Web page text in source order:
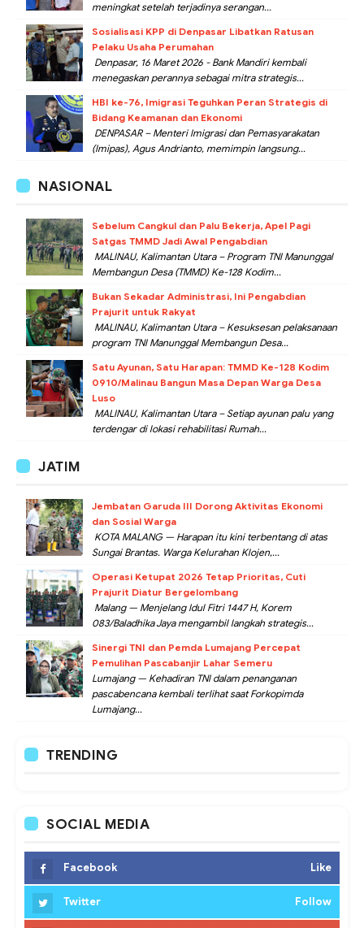
meningkat setelah terjadinya serangan...
Sosialisasi KPP di Denpasar Libatkan Ratusan
Pelaku Usaha Perumahan
Denpasar, 16 Maret 2026 - Bank Mandiri kembali
menegaskan perannya sebagai mitra strategis...
HBI ke-76, Imigrasi Teguhkan Peran Strategis di
Bidang Keamanan dan Ekonomi
DENPASAR – Menteri Imigrasi dan Pemasyarakatan
(Imipas), Agus Andrianto, memimpin langsung...
NASIONAL
Sebelum Cangkul dan Palu Bekerja, Apel Pagi
Satgas TMMD Jadi Awal Pengabdian
MALINAU, Kalimantan Utara – Program TNI Manunggal
Membangun Desa (TMMD) Ke-128 Kodim...
Bukan Sekadar Administrasi, Ini Pengabdian
Prajurit untuk Rakyat
MALINAU, Kalimantan Utara – Kesuksesan pelaksanaan
program TNI Manunggal Membangun Desa...
Satu Ayunan, Satu Harapan: TMMD Ke-128 Kodim
0910/Malinau Bangun Masa Depan Warga Desa
Luso
MALINAU, Kalimantan Utara – Setiap ayunan palu yang
terdengar di lokasi rehabilitasi Rumah...
JATIM
Jembatan Garuda III Dorong Aktivitas Ekonomi
dan Sosial Warga
KOTA MALANG — Harapan itu kini terbentang di atas
Sungai Brantas. Warga Kelurahan Klojen,...
Operasi Ketupat 2026 Tetap Prioritas, Cuti
Prajurit Diatur Bergelombang
Malang — Menjelang Idul Fitri 1447 H, Korem
083/Baladhika Jaya mengambil langkah strategis...
Sinergi TNI dan Pemda Lumajang Percepat
Pemulihan Pascabanjir Lahar Semeru
Lumajang — Kehadiran TNI dalam penanganan
pascabencana kembali terlihat saat Forkopimda
Lumajang...
TRENDING
SOCIAL MEDIA
Facebook Like
Twitter Follow